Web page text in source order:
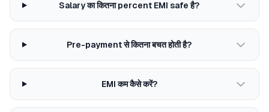
Salary का कितना percent EMI safe है?
Pre-payment से कितना बचत होती है?
EMI कम कैसे करें?